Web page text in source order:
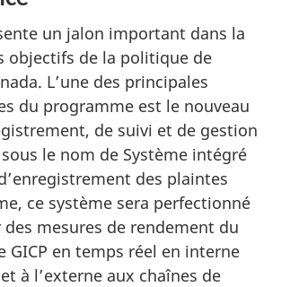
un jalon important dans la
objectifs de la politique de
L’une des principales
du programme est le nouveau
de suivi et de gestion
le nom de Système intégré
des plaintes
ce système sera perfectionné
mesures de rendement du
GICP en temps réel en interne
à l’externe aux chaînes de